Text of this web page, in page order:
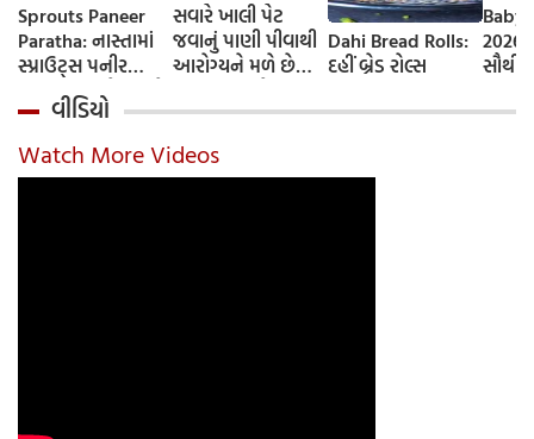
Sprouts Paneer
Paratha: નાસ્તામાં
સ્પ્રાઉટ્સ પનીર
પરાઠા બનાવો, તમને
પ્રોટીનનો ડબલ ડોઝ
મળશે
સવારે ખાલી પેટ
જવાનું પાણી પીવાથી
આરોગ્યને મળે છે
જાણીએ તેના ફાયદા
અને ઉપયોગ કરવાની
યોગ્ય રીત
Dahi Bread Rolls:
દહીં બ્રેડ રોલ્સ
Baby
વીડિયો
Watch More Videos